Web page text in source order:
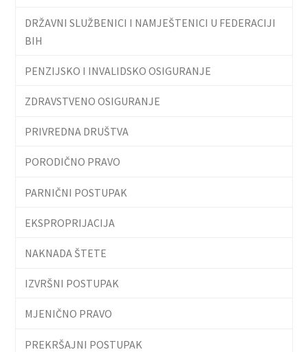
DRŽAVNI SLUŽBENICI I NAMJEŠTENICI U FEDERACIJI
BIH
PENZIJSKO I INVALIDSKO OSIGURANJE
ZDRAVSTVENO OSIGURANJE
PRIVREDNA DRUŠTVA
PORODIČNO PRAVO
PARNIČNI POSTUPAK
EKSPROPRIJACIJA
NAKNADA ŠTETE
IZVRŠNI POSTUPAK
MJENIČNO PRAVO
PREKRŠAJNI POSTUPAK